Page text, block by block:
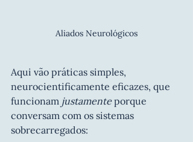
Aliados Neurológicos
Aqui vão práticas simples,
neurocientificamente eficazes, que
funcionam justamente porque
conversam com os sistemas
sobrecarregados: